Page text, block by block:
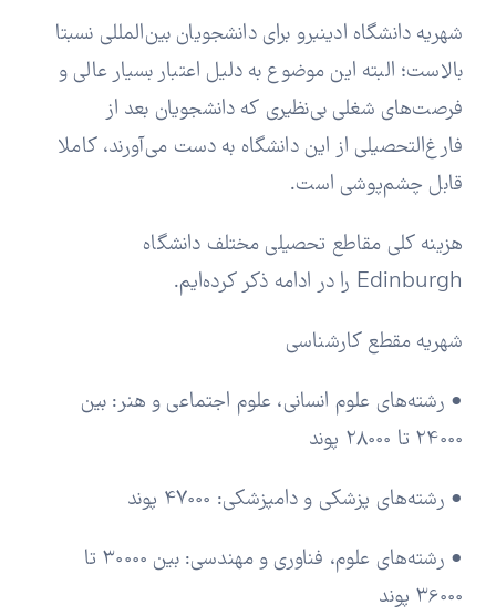
شهریه دانشگاه ادینبرو برای دانشجویان بین‌المللی نسبتا
بالاست؛ البته این موضوع به دلیل اعتبار بسیار عالی و
فرصت‌های شغلی بی‌نظیری که دانشجویان بعد از
فارغ‌التحصیلی از این دانشگاه به دست می‌‌آورند، کاملا
قابل چشم‌پوشی است.
هزینه‌ کلی مقاطع تحصیلی مختلف دانشگاه
Edinburgh را در ادامه ذکر کرده‌ایم.
شهریه مقطع کارشناسی
• رشته‌های علوم انسانی، علوم اجتماعی و هنر: بین
24000 تا 28000 پوند
• رشته‌های پزشکی و دامپزشکی: 47000 پوند
• رشته‌های علوم، فناوری و مهندسی: بین 30000 تا
36000 پوند